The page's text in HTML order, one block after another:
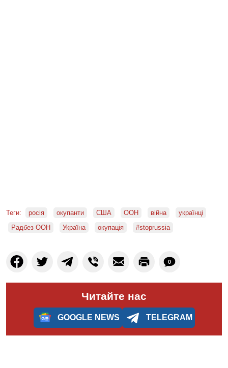
Теги: росія окупанти США ООН війна
українці
Радбез ООН
Україна окупація #stoprussia
0
Читайте нас
GOOGLE NEWS TELEGRAM